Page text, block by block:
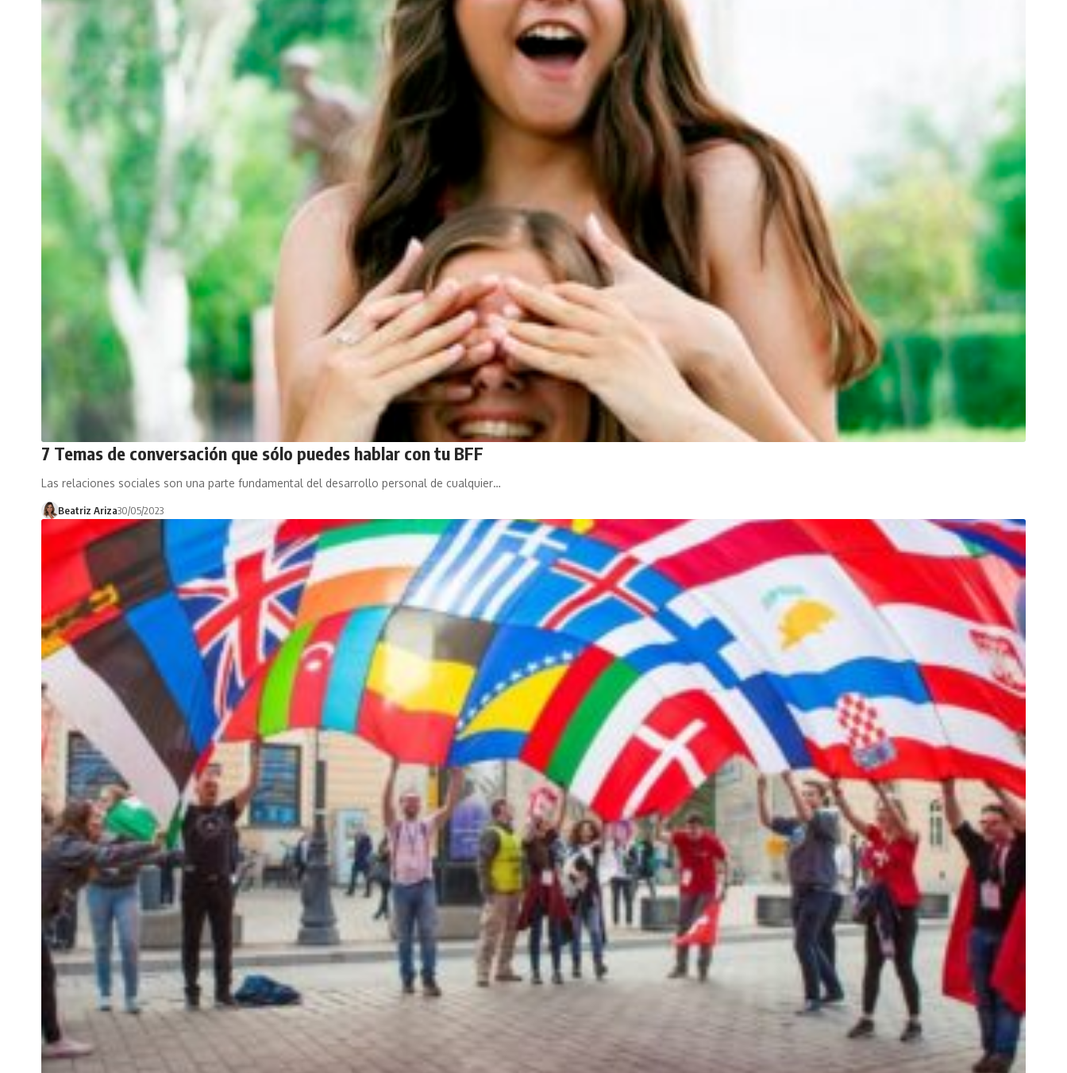
7 Temas de conversación que sólo puedes hablar con tu BFF
Las relaciones sociales son una parte fundamental del desarrollo personal de cualquier…
Beatriz Ariza30/05/2023